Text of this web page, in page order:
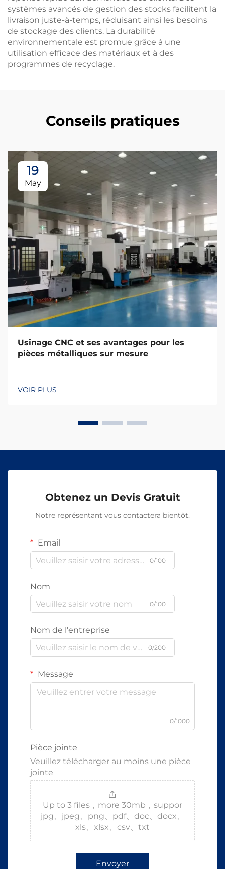
systèmes avancés de gestion des stocks facilitent la
livraison juste-à-temps, réduisant ainsi les besoins
de stockage des clients. La durabilité
environnementale est promue grâce à une
utilisation efficace des matériaux et à des
programmes de recyclage.
Conseils pratiques
19
May
Usinage CNC et ses avantages pour les
pièces métalliques sur mesure
VOIR PLUS
Obtenez un Devis Gratuit
Notre représentant vous contactera bientôt.
Email
0/100
Nom
0/100
Nom de l'entreprise
0/200
Message
0/1000
Pièce jointe
Veuillez télécharger au moins une pièce
jointe
Up to 3 files，more 30mb，suppor
jpg、jpeg、png、pdf、doc、docx、
xls、xlsx、csv、txt
Envoyer